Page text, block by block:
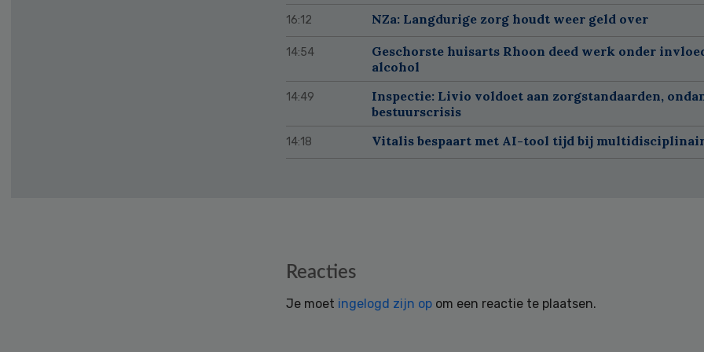
16:12 NZa: Langdurige zorg houdt weer geld over
14:54
Geschorste huisarts Rhoon deed werk onder
alcohol
14:49
Inspectie: Livio voldoet aan zorgstandaarden,
bestuurscrisis
14:18 Vitalis bespaart met AI-tool tijd bij
Reacties
Je moet ingelogd zijn op om een reactie te plaatsen.